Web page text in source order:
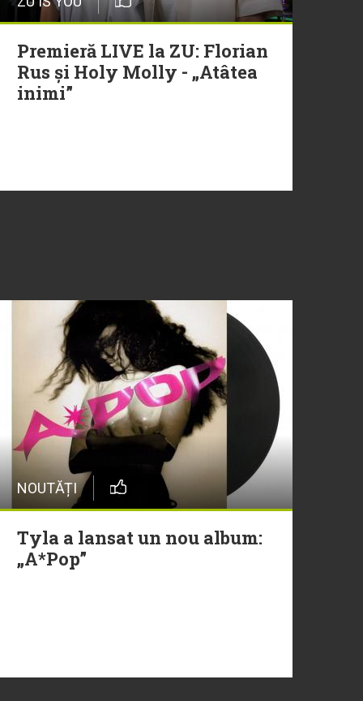
Premieră LIVE la ZU: Florian
Rus și Holy Molly - „Atâtea
inimi”
NOUTĂȚI
Tyla a lansat un nou album:
„A*Pop”